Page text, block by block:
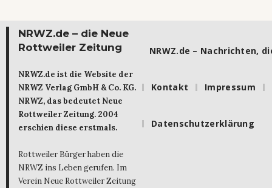
NRWZ.de – die Neue
Rottweiler Zeitung
NRWZ.de ist die Website der
NRWZ Verlag GmbH & Co. KG.
NRWZ, das bedeutet Neue
Rottweiler Zeitung. 2004
erschien diese erstmals.
Rottweiler Bürger haben die
NRWZ ins Leben gerufen. Im
Verein Neue Rottweiler Zeitung
NRWZ.de – Nachrichten,
Kontakt Impressum
Datenschutzerklärung